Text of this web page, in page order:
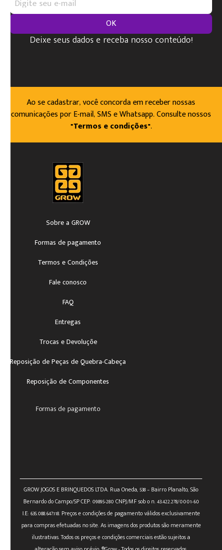
OK
Deixe seus dados e receba nosso conteúdo!
Ao se cadastrar, você concorda em receber nossas
comunicações por E-mail, SMS e Whatsapp. Consulte nossos
"Termos e condições".
Sobre a GROW
Formas de pagamento
Termos e Condições
Fale conosco
FAQ
Entregas
Trocas e Devoluçõe
Reposição de Peças de Quebra-Cabeça
Reposição de Componentes
Formas de pagamento
GROW JOGOS E BRINQUEDOS LTDA. Rua Oneda, 538 – Bairro Planalto, São
Bernardo do Campo/SP CEP: 09895-280 CNPJ/MF sob o n. 43.422.278/0001-60
I.E: 635.088.647.118. Preços e condições de pagamento válidos exclusivamente
para compras efetuadas no site. As imagens dos produtos são meramente
ilustrativas. Todos os preços e condições comerciais estão sujeitos a